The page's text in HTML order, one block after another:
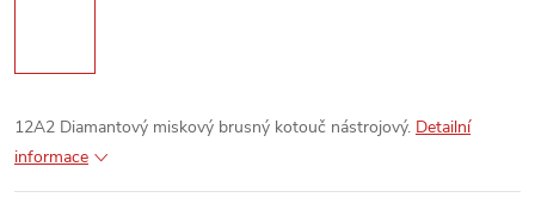
12A2 Diamantový miskový brusný kotouč nástrojový. Detailní
informace